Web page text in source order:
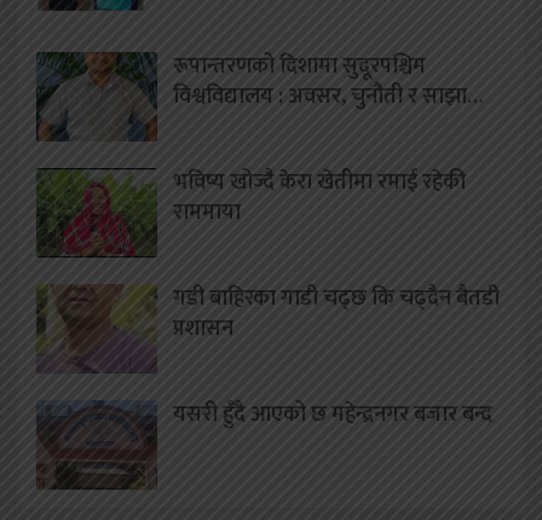
रूपान्तरणको दिशामा सुदूरपश्चिम
विश्वविद्यालय : अवसर, चुनौती र साझा…
भविष्य खोज्दै केरा खेतीमा रमाई रहेकी
राममाया
गडी बाहिरका गाडी चढ्छ कि चढ्दैन बैतडी
प्रशासन
यसरी हुँदै आएको छ महेन्द्रनगर बजार बन्द